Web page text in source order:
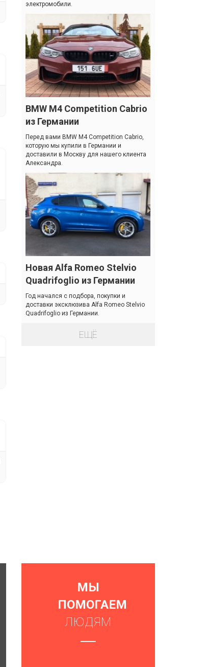
электромобили.
BMW M4 Competition Cabrio
из Германии
Перед вами BMW M4 Competition Cabrio,
которую мы купили в Германии и
доставили в Москву для нашего клиента
Александра.
Новая Alfa Romeo Stelvio
Quadrifoglio из Германии
Год начался с подбора, покупки и
доставки эксклюзива Alfa Romeo Stelvio
Quadrifoglio из Германии.
ЕЩЁ
МЫ
ПОМОГАЕМ
ЛЮДЯМ